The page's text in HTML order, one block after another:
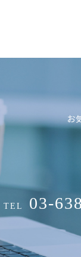
お
TEL 03-